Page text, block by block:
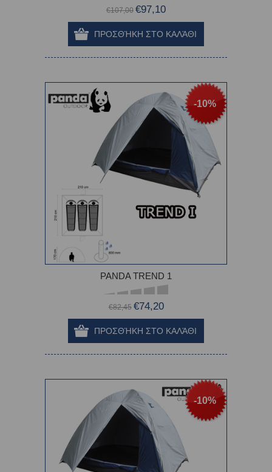
€107,00 €97,10
-10%
PANDA TREND 1
€82,45 €74,20
-10%